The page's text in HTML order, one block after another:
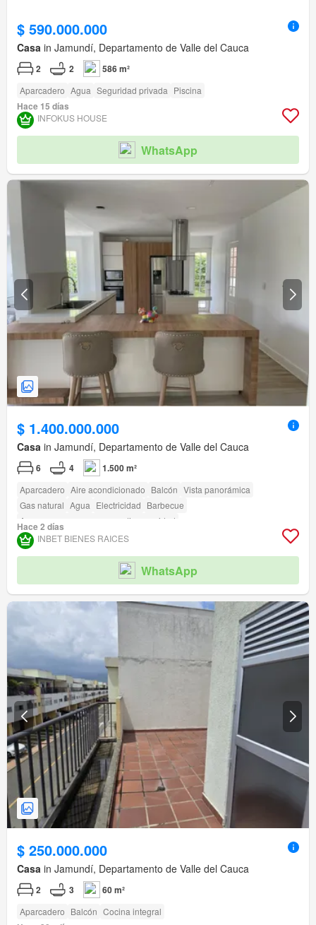
$ 590.000.000
Casa in Jamundí, Departamento de Valle del Cauca
2 2 586 m²
Aparcadero Agua Seguridad privada Piscina
Hace 15 días
INFOKUS HOUSE
WhatsApp
$ 1.400.000.000
Casa in Jamundí, Departamento de Valle del Cauca
6 4 1.500 m²
Aparcadero Aire acondicionado Balcón Vista panorámica
Gas natural Agua Electricidad Barbecue
Acceso para personas con discapacidad
Hace 2 días
INBET BIENES RAICES
WhatsApp
$ 250.000.000
Casa in Jamundí, Departamento de Valle del Cauca
2 3 60 m²
Aparcadero Balcón Cocina integral